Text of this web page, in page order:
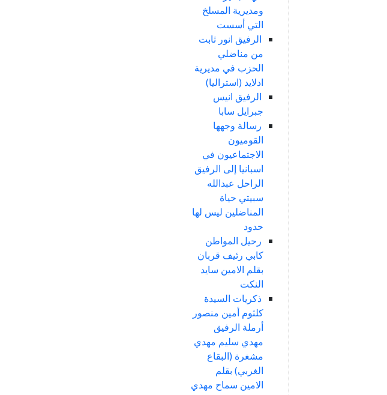
ومديرية المسلخ
التي أسست
الرفيق انور ثابت
من مناضلي
الحزب في مديرية
ادلايد (استراليا)
الرفيق انيس
جبرايل سابا
رسالة وجهها
القوميون
الاجتماعيون في
اسبانيا إلى الرفيق
الراحل عبدالله
سبيتي حياة
المناضلين ليس لها
حدود
رحيل المواطن
كابي رئيف قربان
بقلم الامين سايد
النكت
ذكريات السيدة
كلثوم أمين منصور
أرملة الرفيق
مهدي سليم مهدي
مشغرة (البقاع
الغربي) بقلم
الامين سماح مهدي